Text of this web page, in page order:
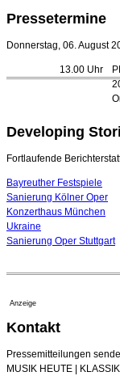
Opernhäuser
Festspiele
17. Juli 2026 -
16. Juli 2026 -
Quatuor
04. August
Pressetermine
Donnerstag, 06. August
13.00 Uhr
Developing
Fortlaufende
Bayreuther Festspiele
Sanierung Kölner Oper
Konzerthaus München
Ukraine
Sanierung Oper Stuttgart
Anzeige
Kontakt
Pressemitteilungen
MUSIK HEUTE |